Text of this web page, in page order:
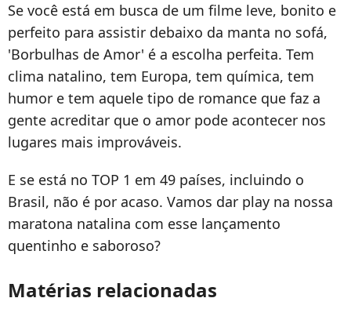
Se você está em busca de um filme leve, bonito e
perfeito para assistir debaixo da manta no sofá,
'Borbulhas de Amor' é a escolha perfeita. Tem
clima natalino, tem Europa, tem química, tem
humor e tem aquele tipo de romance que faz a
gente acreditar que o amor pode acontecer nos
lugares mais improváveis.
E se está no TOP 1 em 49 países, incluindo o
Brasil, não é por acaso. Vamos dar play na nossa
maratona natalina com esse lançamento
quentinho e saboroso?
Matérias relacionadas